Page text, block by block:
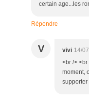
certain age...les
Répondre
V vivi 14/
<br />
moment,
supporter